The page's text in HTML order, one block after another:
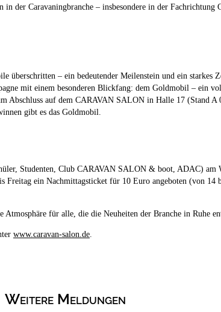
Caravaningbranche – insbesondere in der Fachrichtung
– ein bedeutender Meilenstein und ein starkes
mit einem besonderen Blickfang: dem Goldmobil – ein
auf dem CARAVAN SALON in Halle 17 (Stand A
gibt es das Goldmobil.
Studenten, Club CARAVAN SALON & boot, ADAC)
Freitag ein Nachmittagsticket für 10 Euro angeboten (von
für alle, die die Neuheiten der Branche in Ruhe
www.caravan-salon.de
Weitere Meldungen